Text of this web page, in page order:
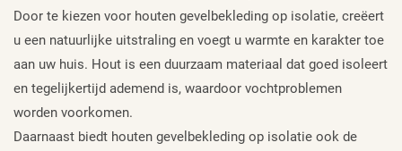
Door te kiezen voor houten gevelbekleding op isolatie, creëert
u een natuurlijke uitstraling en voegt u warmte en karakter toe
aan uw huis. Hout is een duurzaam materiaal dat goed isoleert
en tegelijkertijd ademend is, waardoor vochtproblemen
worden voorkomen.
Daarnaast biedt houten gevelbekleding op isolatie ook de